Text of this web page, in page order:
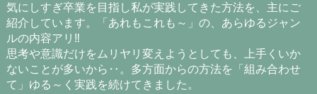
気にしすぎ卒業を目指し私が実践してきた方法を、主にご
紹介しています。「あれもこれも～」の、あらゆるジャン
ルの内容アリ‼
思考や意識だけをムリヤリ変えようとしても、上手くいか
ないことが多いから‥。多方面からの方法を「組み合わせ
て」ゆる～く実践を続けてきました。